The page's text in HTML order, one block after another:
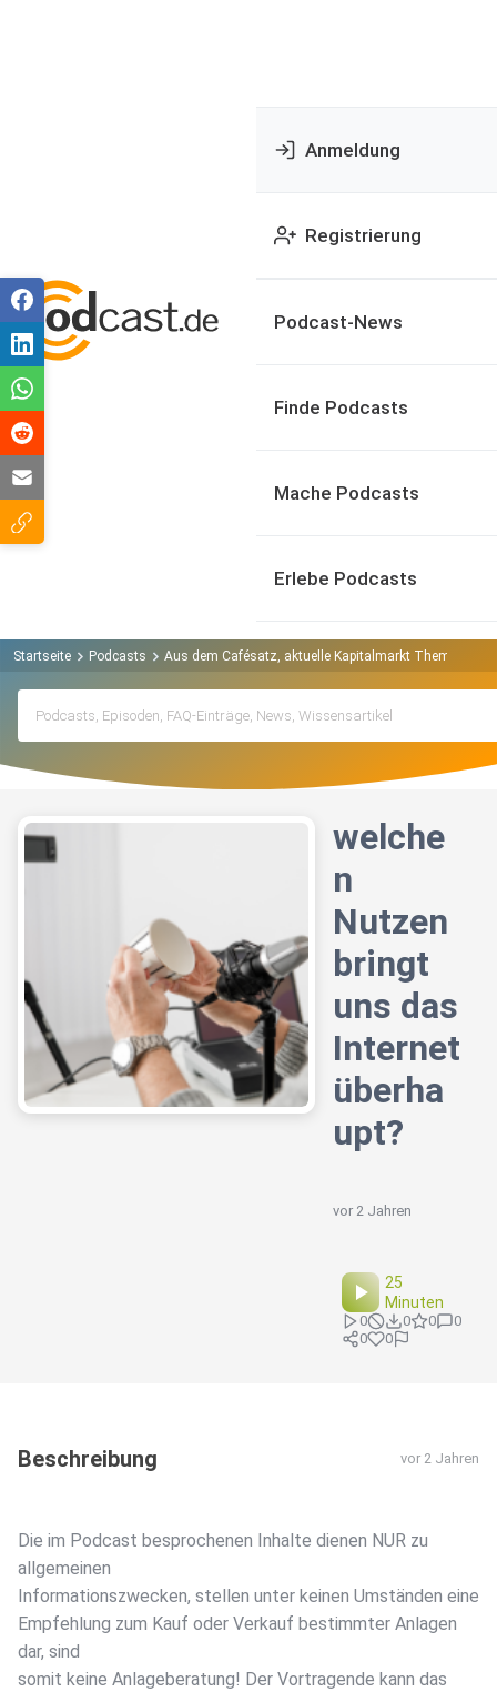
Anmeldung
Registrierung
Podcast-News
Finde Podcasts
Mache Podcasts
Erlebe Podcasts
Startseite Podcasts Aus dem Cafésatz, aktuelle Kapitalmarkt Themen
welche
n
Nutzen
bringt
uns das
Internet
überha
upt?
vor 2 Jahren
25
Minuten
0 0 0
0
0
0
Beschreibung vor 2 Jahren
Die im Podcast besprochenen Inhalte dienen NUR zu
allgemeinen
Informationszwecken, stellen unter keinen Umständen eine
Empfehlung zum Kauf oder Verkauf bestimmter Anlagen
dar, sind
somit keine Anlageberatung! Der Vortragende kann das